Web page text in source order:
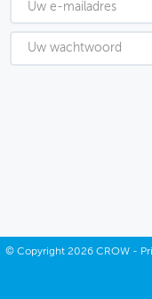
MIJN PROFIEL
GEBRUIKER
© Copyright2026 CROW -